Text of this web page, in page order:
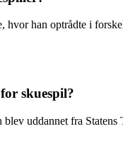
hvor han optrådte i
skuespil?
uddannet fra